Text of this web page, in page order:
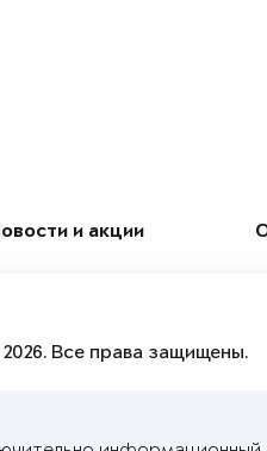
и акции
Все права защищены.